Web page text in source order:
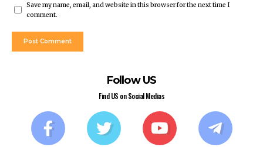
Save my name, email, and website in this browser for the next time I
comment.
Follow US
Find US on Social Medias